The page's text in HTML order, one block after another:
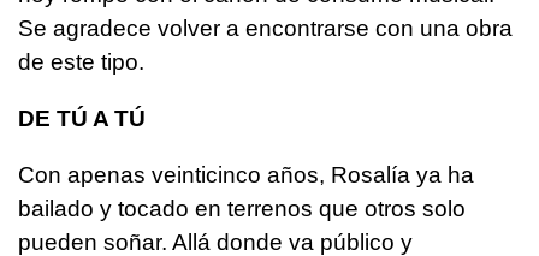
Se agradece volver a encontrarse con una obra
de este tipo.
DE TÚ A TÚ
Con apenas veinticinco años, Rosalía ya ha
bailado y tocado en terrenos que otros solo
pueden soñar. Allá donde va público y